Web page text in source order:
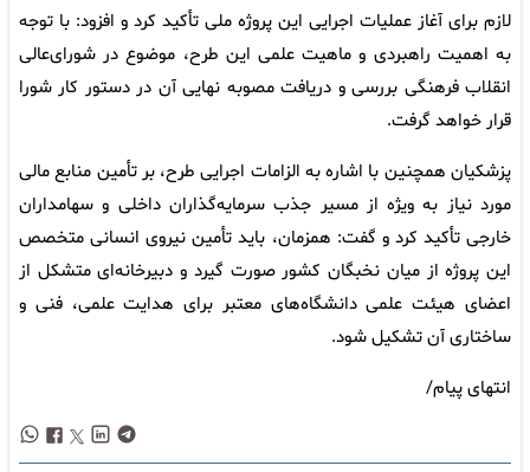
لازم برای آغاز عملیات اجرایی این پروژه ملی تأکید کرد و افزود: با توجه
به اهمیت راهبردی و ماهیت علمی این طرح، موضوع در شورای‌عالی
انقلاب فرهنگی بررسی و دریافت مصوبه نهایی آن در دستور کار شورا
قرار خواهد گرفت.
پزشکیان همچنین با اشاره به الزامات اجرایی طرح، بر تأمین منابع مالی
مورد نیاز به ویژه از مسیر جذب سرمایه‌گذاران داخلی و سهامداران
خارجی تأکید کرد و گفت: همزمان، باید تأمین نیروی انسانی متخصص
این پروژه از میان نخبگان کشور صورت گیرد و دبیرخانه‌ای متشکل از
اعضای هیئت علمی دانشگاه‌های معتبر برای هدایت علمی، فنی و
ساختاری آن تشکیل شود.
انتهای پیام/